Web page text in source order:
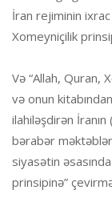
İran rejiminin
Xomeyniçilik
Və “Allah, Quran,
və onun
ilahiləşdirən
bərabər
siyasətin
prinsipinə”